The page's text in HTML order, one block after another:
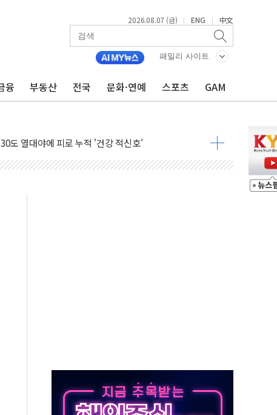
2026.08.07 (금) | ENG | 中文
패밀리 사이트
융 부동산 전국 문화·연예 스포츠 GAM
맘대로 팔지도 못하는데 무슨 기축통화"
아 어르신 우유 지원 점검
조짐…한미 지배구조 다시 요동
4배 '껑충'…전부문 약진
전면에...임원·조직 대대적 개편 예고
페이스와 '누리호 5기분 엔진 구성품' 수주
사이드카·널뛰기에 개미들 '패닉'
와 반도체 EPC 추가 수주